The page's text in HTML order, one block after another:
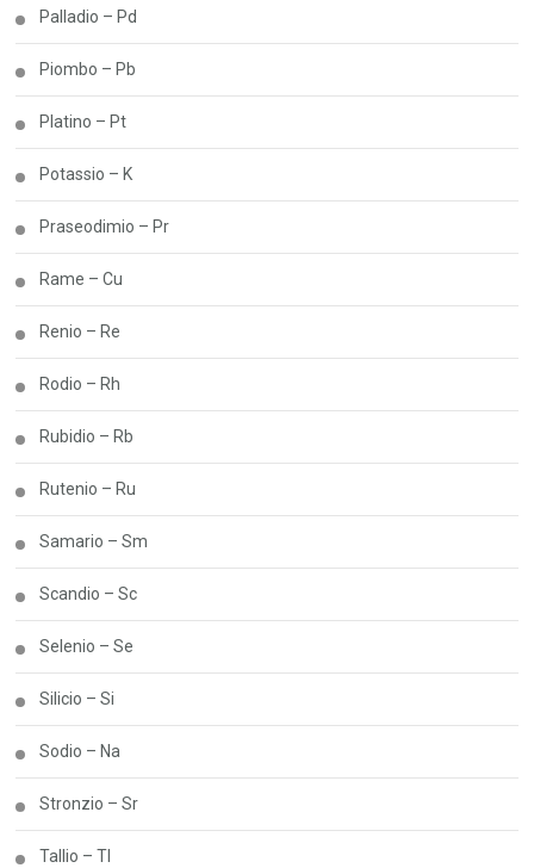
Palladio – Pd
Piombo – Pb
Platino – Pt
Potassio – K
Praseodimio – Pr
Rame – Cu
Renio – Re
Rodio – Rh
Rubidio – Rb
Rutenio – Ru
Samario – Sm
Scandio – Sc
Selenio – Se
Silicio – Si
Sodio – Na
Stronzio – Sr
Tallio – Tl